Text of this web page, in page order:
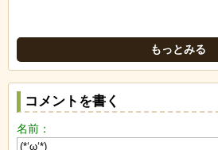
もっとみる
コメントを書く
名前：